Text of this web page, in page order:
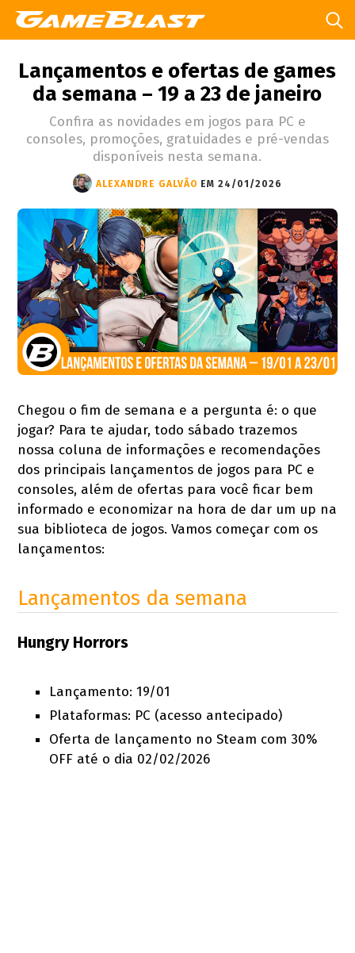
Lançamentos e ofertas de games
da semana – 19 a 23 de janeiro
Confira as novidades em jogos para PC e
consoles, promoções, gratuidades e pré-vendas
disponíveis nesta semana.
ALEXANDRE GALVÃO EM 24/01/2026
Chegou o fim de semana e a pergunta é: o que
jogar? Para te ajudar, todo sábado trazemos
nossa coluna de informações e recomendações
dos principais lançamentos de jogos para PC e
consoles, além de ofertas para você ficar bem
informado e economizar na hora de dar um up na
sua biblioteca de jogos. Vamos começar com os
lançamentos:
Lançamentos da semana
Hungry Horrors
Lançamento: 19/01
Plataformas: PC (acesso antecipado)
Oferta de lançamento no Steam com 30%
OFF até o dia 02/02/2026